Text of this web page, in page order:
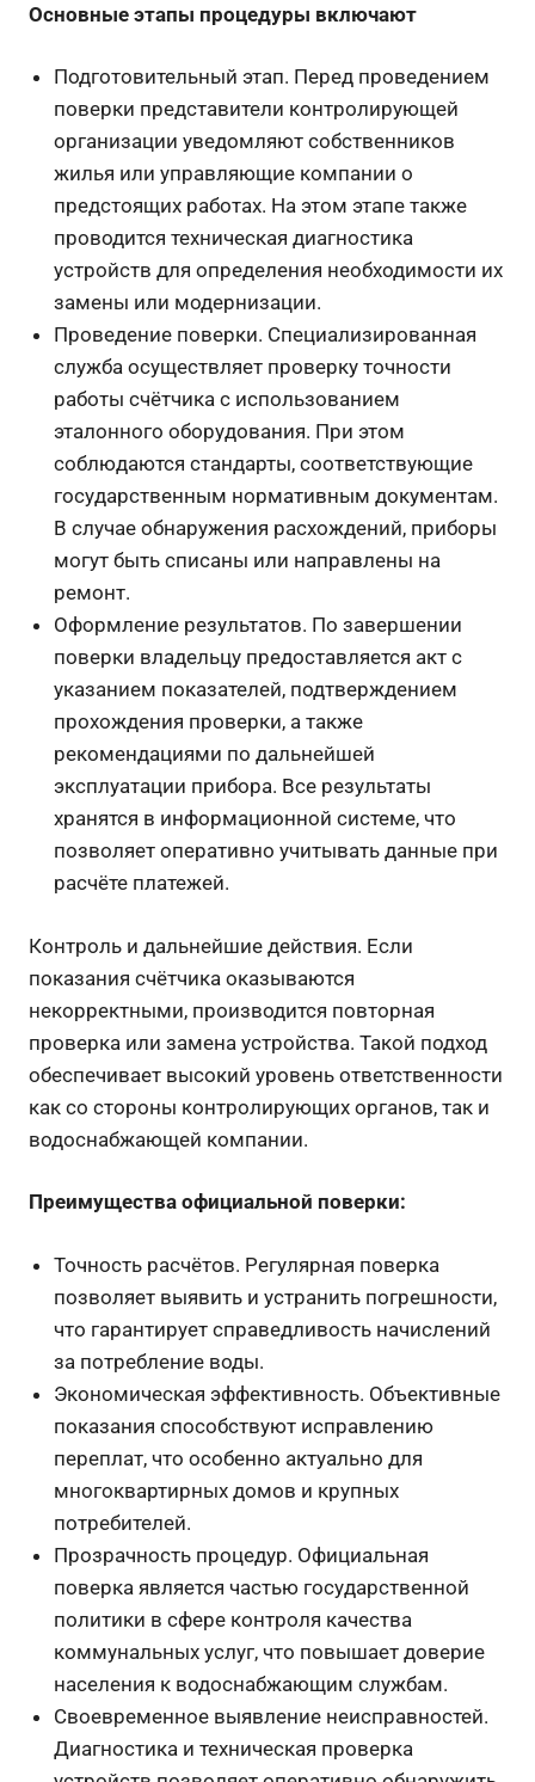
Основные этапы процедуры включают
Подготовительный этап. Перед проведением
поверки представители контролирующей
организации уведомляют собственников
жилья или управляющие компании о
предстоящих работах. На этом этапе также
проводится техническая диагностика
устройств для определения необходимости их
замены или модернизации.
Проведение поверки. Специализированная
служба осуществляет проверку точности
работы счётчика с использованием
эталонного оборудования. При этом
соблюдаются стандарты, соответствующие
государственным нормативным документам.
В случае обнаружения расхождений, приборы
могут быть списаны или направлены на
ремонт.
Оформление результатов. По завершении
поверки владельцу предоставляется акт с
указанием показателей, подтверждением
прохождения проверки, а также
рекомендациями по дальнейшей
эксплуатации прибора. Все результаты
хранятся в информационной системе, что
позволяет оперативно учитывать данные при
расчёте платежей.
Контроль и дальнейшие действия. Если
показания счётчика оказываются
некорректными, производится повторная
проверка или замена устройства. Такой подход
обеспечивает высокий уровень ответственности
как со стороны контролирующих органов, так и
водоснабжающей компании.
Преимущества официальной поверки:
Точность расчётов. Регулярная поверка
позволяет выявить и устранить погрешности,
что гарантирует справедливость начислений
за потребление воды.
Экономическая эффективность. Объективные
показания способствуют исправлению
переплат, что особенно актуально для
многоквартирных домов и крупных
потребителей.
Прозрачность процедур. Официальная
поверка является частью государственной
политики в сфере контроля качества
коммунальных услуг, что повышает доверие
населения к водоснабжающим службам.
Своевременное выявление неисправностей.
Диагностика и техническая проверка